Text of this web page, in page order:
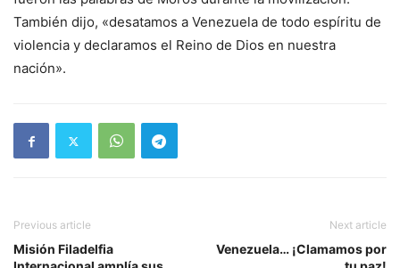
También dijo, «desatamos a Venezuela de todo espíritu de
violencia y declaramos el Reino de Dios en nuestra
nación».
Previous article
Misión Filadelfia
Next article
Venezuela… ¡Clamamos por